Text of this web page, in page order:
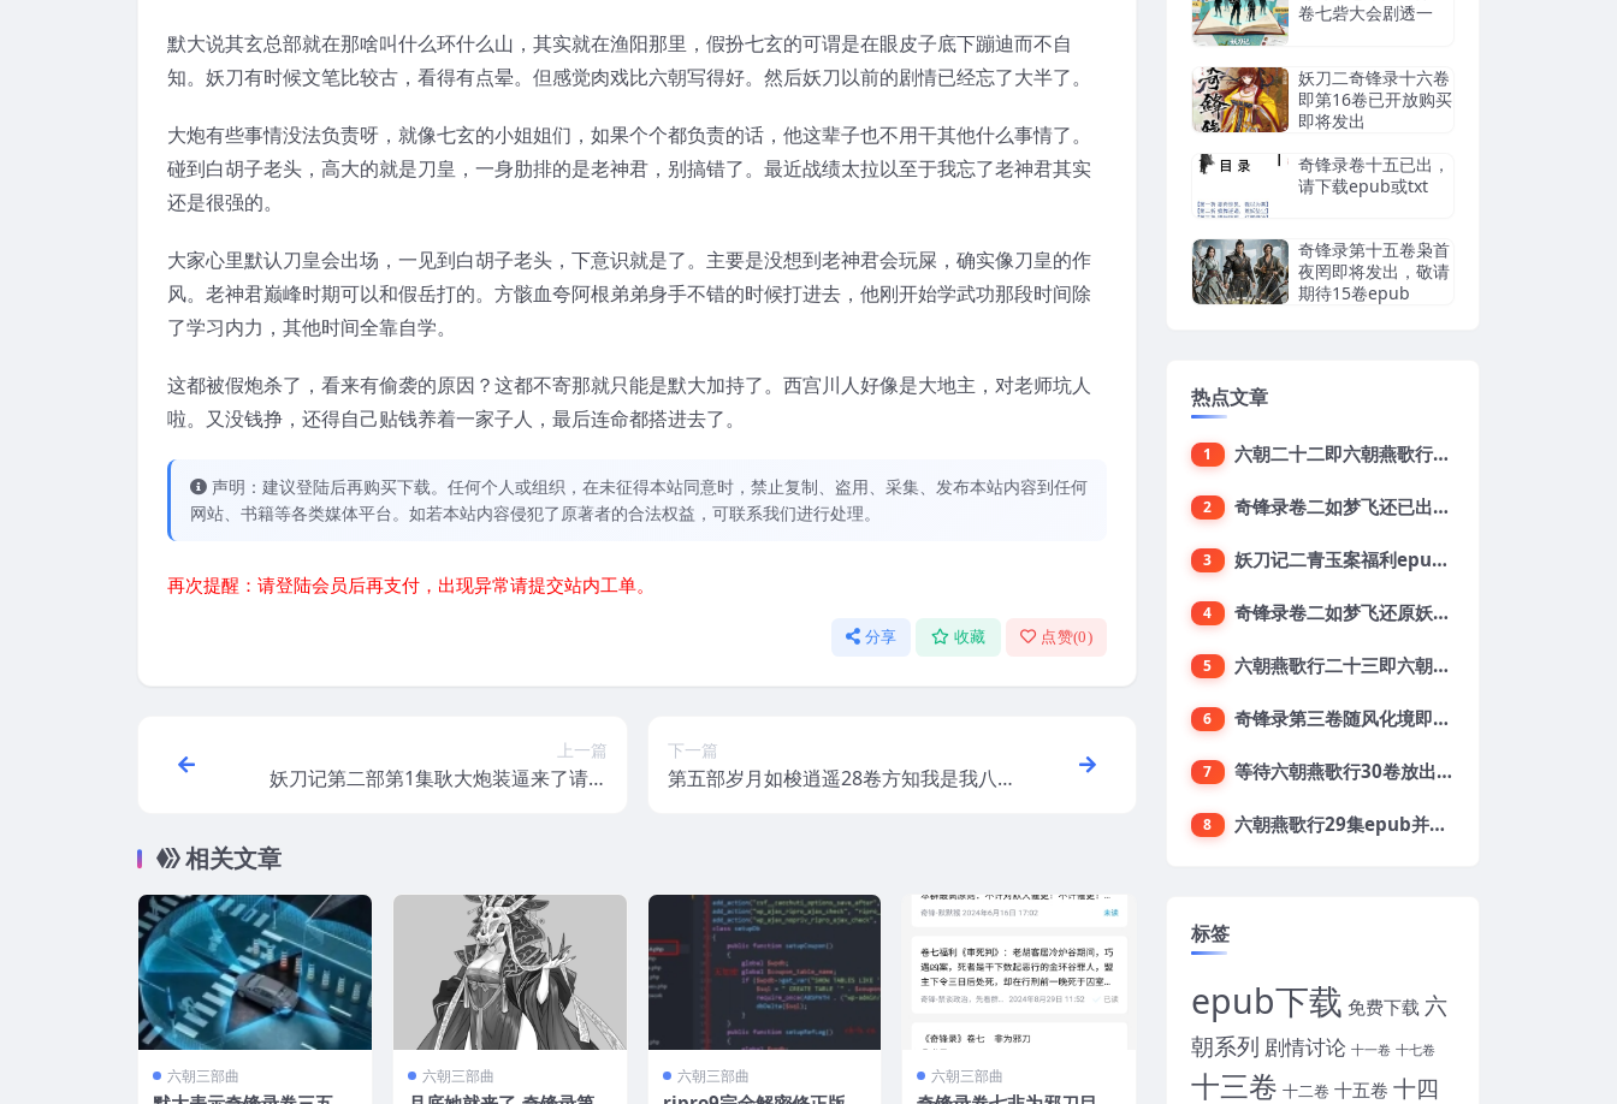
默大说其玄总部就在那啥叫什么环什么山，其实就在渔阳那里，假扮七玄的可谓是在眼皮子底下蹦迪而不自
知。妖刀有时候文笔比较古，看得有点晕。但感觉肉戏比六朝写得好。然后妖刀以前的剧情已经忘了大半了。
大炮有些事情没法负责呀，就像七玄的小姐姐们，如果个个都负责的话，他这辈子也不用干其他什么事情了。
碰到白胡子老头，高大的就是刀皇，一身肋排的是老神君，别搞错了。最近战绩太拉以至于我忘了老神君其实
还是很强的。
大家心里默认刀皇会出场，一见到白胡子老头，下意识就是了。主要是没想到老神君会玩屎，确实像刀皇的作
风。老神君巅峰时期可以和假岳打的。方骸血夸阿根弟弟身手不错的时候打进去，他刚开始学武功那段时间除
了学习内力，其他时间全靠自学。
这都被假炮杀了，看来有偷袭的原因？这都不寄那就只能是默大加持了。西宫川人好像是大地主，对老师坑人
啦。又没钱挣，还得自己贴钱养着一家子人，最后连命都搭进去了。
声明：建议登陆后再购买下载。任何个人或组织，在未征得本站同意时，禁止复制、盗用、采集、发布本站内容到任何
网站、书籍等各类媒体平台。如若本站内容侵犯了原著者的合法权益，可联系我们进行处理。
再次提醒：请登陆会员后再支付，出现异常请提交站内工单。
分享 收藏 点赞(0)
上一篇
妖刀记第二部第1集耿大炮装逼来了请下
下一篇
第五部岁月如梭逍遥28卷方知我是我八号
相关文章
六朝三部曲 六朝三部曲 六朝三部曲 六朝三部曲
卷七砦大会剧透一
妖刀二奇锋录十六卷
即第16卷已开放购买
即将发出
奇锋录卷十五已出，
请下载epub或txt
奇锋录第十五卷枭首
夜罔即将发出，敬请
期待15卷epub
热点文章
1 六朝二十二即六朝燕歌行22集已出敬请下载
2 奇锋录卷二如梦飞还已出epub下载地址
3 妖刀记二青玉案福利epub，鱼龙舞16终结版txt下载
4 奇锋录卷二如梦飞还原妖刀2第二卷目录及梗概
5 六朝燕歌行二十三即六朝23集开始预定了
6 奇锋录第三卷随风化境即妖刀贰卷三开放下载
7 等待六朝燕歌行30卷放出上集之第六章阖家献祝
8 六朝燕歌行29集epub并期待下载六朝三十集
标签
epub下载 免费下载 六
朝系列 剧情讨论 十一卷 十七卷
十三卷 十二卷 十五卷 十四